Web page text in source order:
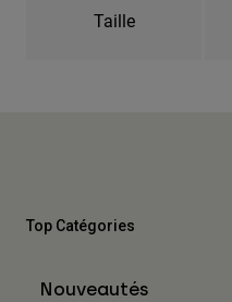
Taille
Top Catégories
Nouveautés